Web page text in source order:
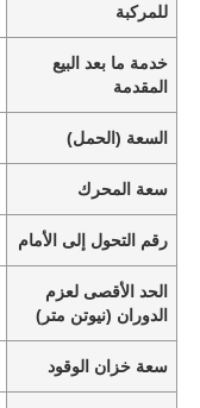
للمركبة
خدمة ما بعد البيع
المقدمة
السعة (الحمل)
سعة المحرك
رقم التحول إلى الأمام
الحد الأقصى لعزم
الدوران (نيوتن متر)
سعة خزان الوقود